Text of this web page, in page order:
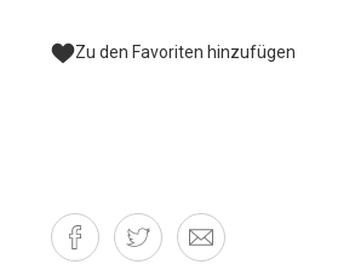
Zu den Favoriten hinzufügen